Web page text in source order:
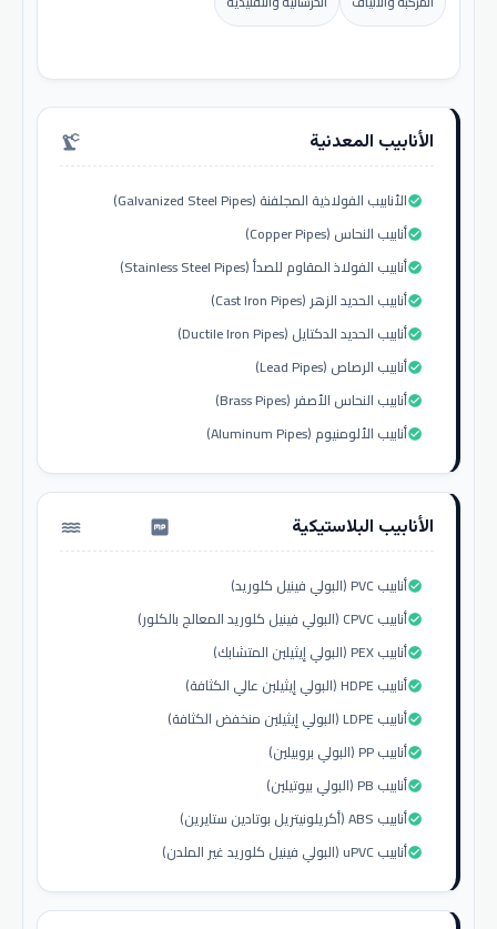
الأنابيب المعدنية precision_manufacturing
الأنابيب الفولاذية المجلفنة (Galvanized Steel Pipes)check_circle
أنابيب النحاس (Copper Pipes)check_circle
أنابيب الفولاذ المقاوم للصدأ (Stainless Steel Pipes)check_circle
أنابيب الحديد الزهر (Cast Iron Pipes)check_circle
أنابيب الحديد الدكتايل (Ductile Iron Pipes)check_circle
أنابيب الرصاص (Lead Pipes)check_circle
أنابيب النحاس الأصفر (Brass Pipes)check_circle
أنابيب الألومنيوم (Aluminum Pipes)check_circle
الأنابيب البلاستيكية water_pump
أنابيب PVC (البولي فينيل كلوريد)check_circle
أنابيب CPVC (البولي فينيل كلوريد المعالج بالكلور)check_circle
أنابيب PEX (البولي إيثيلين المتشابك)check_circle
أنابيب HDPE (البولي إيثيلين عالي الكثافة)check_circle
أنابيب LDPE (البولي إيثيلين منخفض الكثافة)check_circle
أنابيب PP (البولي بروبيلين)check_circle
أنابيب PB (البولي بيوتيلين)check_circle
أنابيب ABS (أكريلونيتريل بوتادين ستايرين)check_circle
أنابيب uPVC (البولي فينيل كلوريد غير الملدن)check_circle